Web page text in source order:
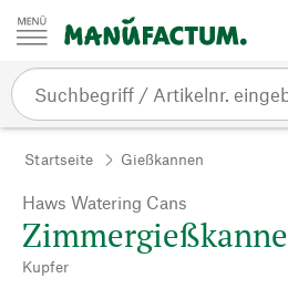
Zum Inhalt springen
Startseite Gießkannen
Haws Watering Cans
Zimmergießkanne
Kupfer